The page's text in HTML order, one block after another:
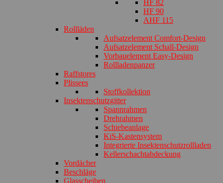
HF 82
HF 90
AHF 115
Rollläden
Aufsatzelement Comfort-Design
Aufsatzelement Schall-Design
Vorbauelement Easy-Design
Rollladenpanzer
Raffstores
Plissees
Stoffkollektion
Insektenschutzgitter
Spannrahmen
Drehrahmen
Schiebeanlage
KiS-Kastensystem
Integrierte Insektenschutzrollladen
Kellerschachtabdeckung
Vordächer
Beschläge
Glasscheiben